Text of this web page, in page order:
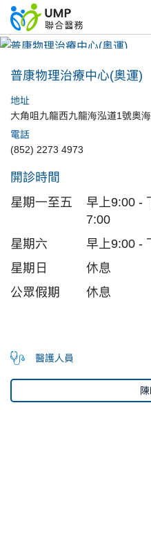
普康物理治療中心(奧運)
普康物理治療中心(奧運)
地址
大角咀九龍西九龍海泓道1號奧
電話
(852) 2273 4973
開診時間
星期一至五
早上9:00 -
7:00
星期六
早上9:00 -
星期日
休息
公眾假期
休息
醫護人員